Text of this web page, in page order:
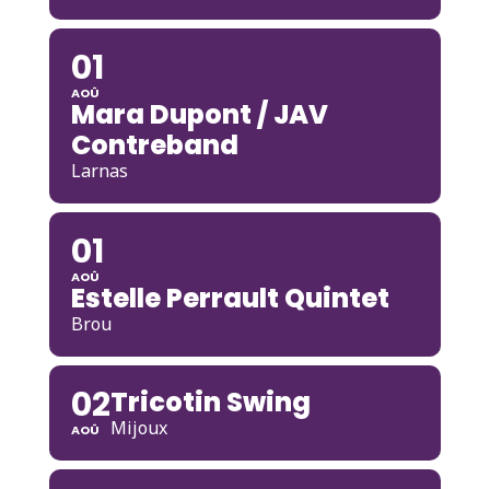
01
AOÛ
Mara Dupont / JAV
Contreband
Larnas
01
AOÛ
Estelle Perrault Quintet
Brou
02
AOÛ
Tricotin Swing
Mijoux